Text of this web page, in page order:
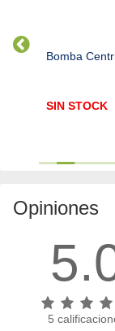
Bomba
SIN STOCK
Opiniones
5